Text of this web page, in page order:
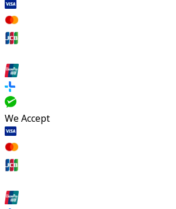
We Accept